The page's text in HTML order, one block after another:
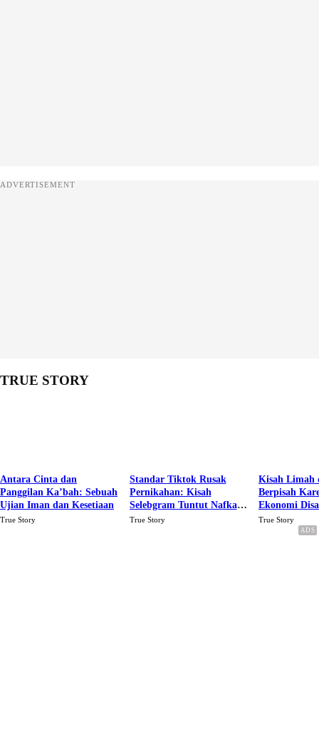
ADVERTISEMENT
TRUE STORY
Antara Cinta dan
Panggilan Ka’bah: Sebuah
Ujian Iman dan Kesetiaan
True Story
Standar Tiktok Rusak
Pernikahan: Kisah
Selebgram Tuntut Nafkah
Rp.15 Juta Perbulan
True Story
Kisah Limah
Berpisah
Ekonomi
Karena Cinta
True Story